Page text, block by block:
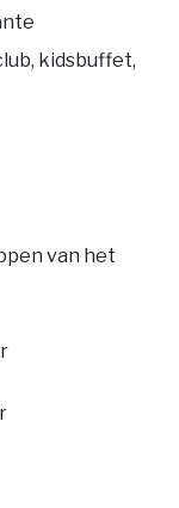
kidsbuffet,
van het